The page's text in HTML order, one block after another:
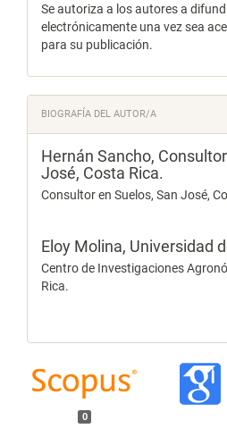
Se autoriza a los autores a
electrónicamente una vez sea
para su publicación.
BIOGRAFÍA DEL AUTOR/A
Hernán Sancho,
José, Costa Rica.
Consultor en Suelos, San José,
Eloy Molina, Universidad
Centro de Investigaciones
Rica.
0